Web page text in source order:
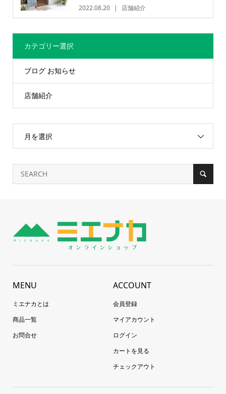
2022.08.20 店舗紹介
カテゴリー選択
ブログ お知らせ
店舗紹介
月を選択
MENU
ミエナカとは
商品一覧
お問合せ
ACCOUNT
会員登録
マイアカウント
ログイン
カートを見る
チェックアウト